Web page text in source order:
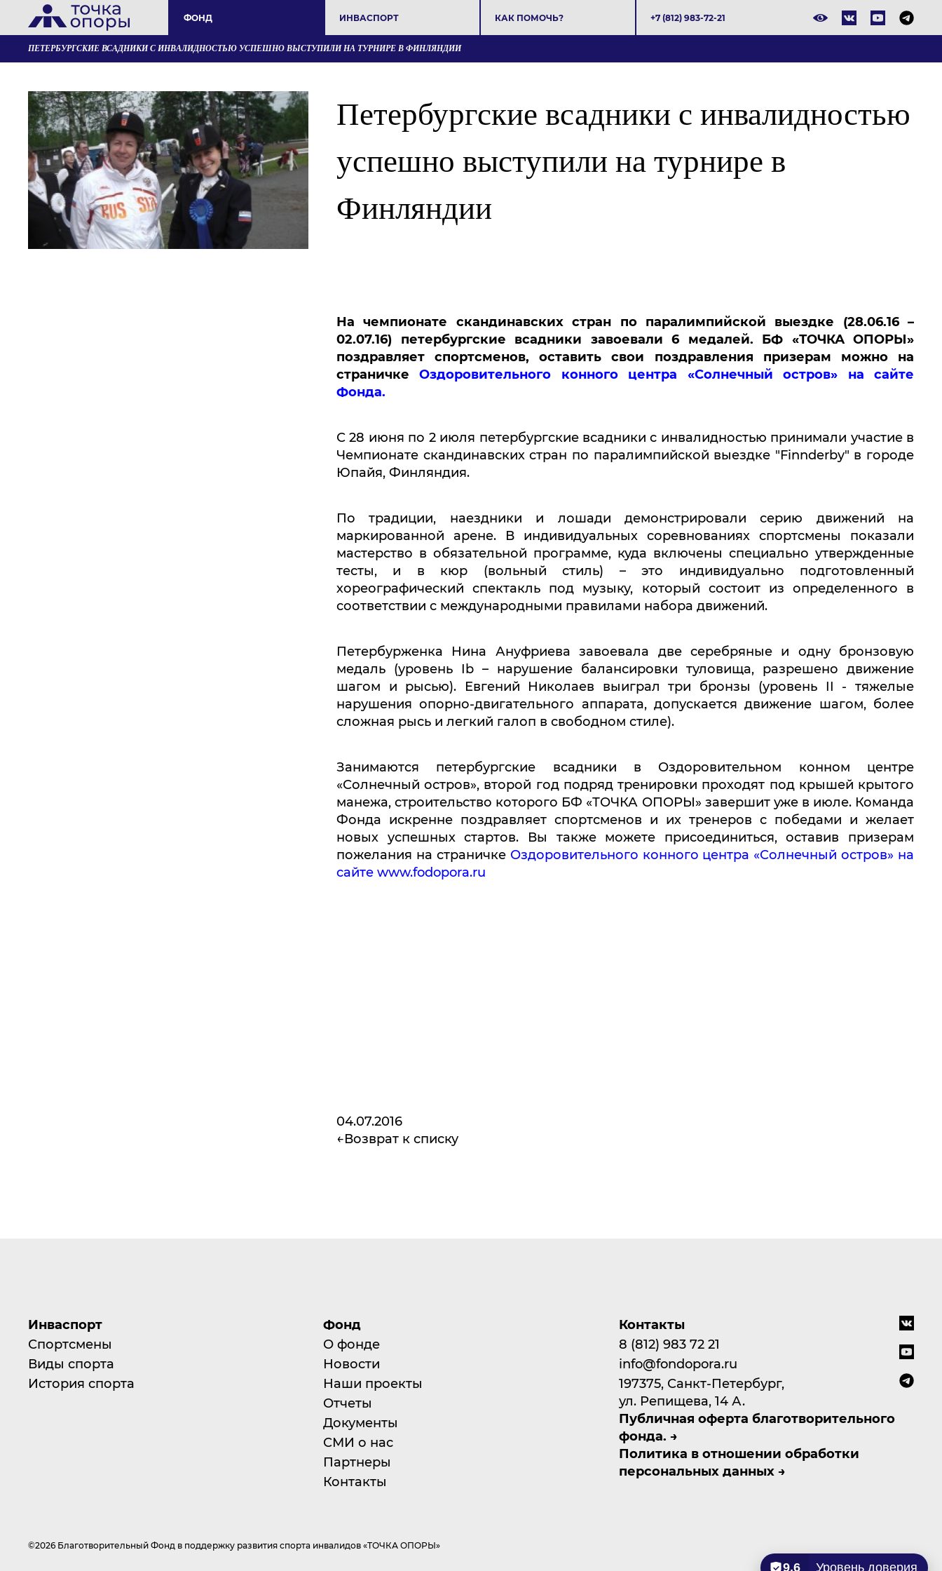
ФОНД ИНВАСПОРТ КАК ПОМОЧЬ? +7 (812) 983-72-21
ПЕТЕРБУРГСКИЕ ВСАДНИКИ С ИНВАЛИДНОСТЬЮ УСПЕШНО ВЫСТУПИЛИ НА ТУРНИРЕ В ФИНЛЯНДИИ
Петербургские всадники с инвалидностью
успешно выступили на турнире в
Финляндии
На чемпионате скандинавских стран по паралимпийской выездке (28.06.16 –
02.07.16) петербургские всадники завоевали 6 медалей. БФ «ТОЧКА ОПОРЫ»
поздравляет спортсменов, оставить свои поздравления призерам можно на
страничкеОздоровительного конного центра «Солнечный остров» на сайте
Фонда.
С 28 июня по 2 июля петербургские всадники с инвалидностью принимали участие в
Чемпионате скандинавских стран по паралимпийской выездке "Finnderby" в городе
Юпайя, Финляндия.
По традиции, наездники и лошади демонстрировали серию движений на
маркированной арене. В индивидуальных соревнованиях спортсмены показали
мастерство в обязательной программе, куда включены специально утвержденные
тесты, и в кюр (вольный стиль) – это индивидуально подготовленный
хореографический спектакль под музыку, который состоит из определенного в
соответствии с международными правилами набора движений.
Петербурженка Нина Ануфриева завоевала две серебряные и одну бронзовую
медаль (уровень Ib – нарушение балансировки туловища, разрешено движение
шагом и рысью). Евгений Николаев выиграл три бронзы (уровень II - тяжелые
нарушения опорно-двигательного аппарата, допускается движение шагом, более
сложная рысь и легкий галоп в свободном стиле).
Занимаются петербургские всадники в Оздоровительном конном центре
«Солнечный остров», второй год подряд тренировки проходят под крышей крытого
манежа, строительство которого БФ «ТОЧКА ОПОРЫ» завершит уже в июле. Команда
Фонда искренне поздравляет спортсменов и их тренеров с победами и желает
новых успешных стартов. Вы также можете присоединиться, оставив призерам
пожелания на страничке Оздоровительного конного центра «Солнечный остров» на
сайте www.fodopora.ru
04.07.2016
Возврат к списку
Инваспорт
Спортсмены
Виды спорта
История спорта
Фонд
О фонде
Новости
Наши проекты
Отчеты
Документы
СМИ о нас
Партнеры
Контакты
Контакты
8 (812) 983 72 21
info@fondopora.ru
197375, Санкт-Петербург,
ул. Репищева, 14 А.
Публичная оферта благотворительного
фонда.
Политика в отношении обработки
персональных данных
©2026 Благотворительный Фонд в поддержку развития спорта инвалидов «ТОЧКА ОПОРЫ»
9.6 Уровень доверия